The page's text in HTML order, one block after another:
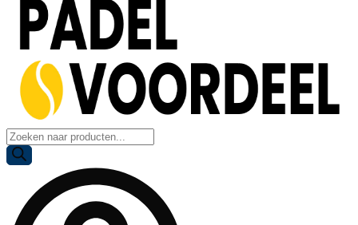
Producten
zoeken